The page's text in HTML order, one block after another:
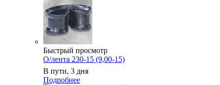
Быстрый просмотр
О/лента 230-15 (9,00-15)
В пути, 3 дня
Подробнее